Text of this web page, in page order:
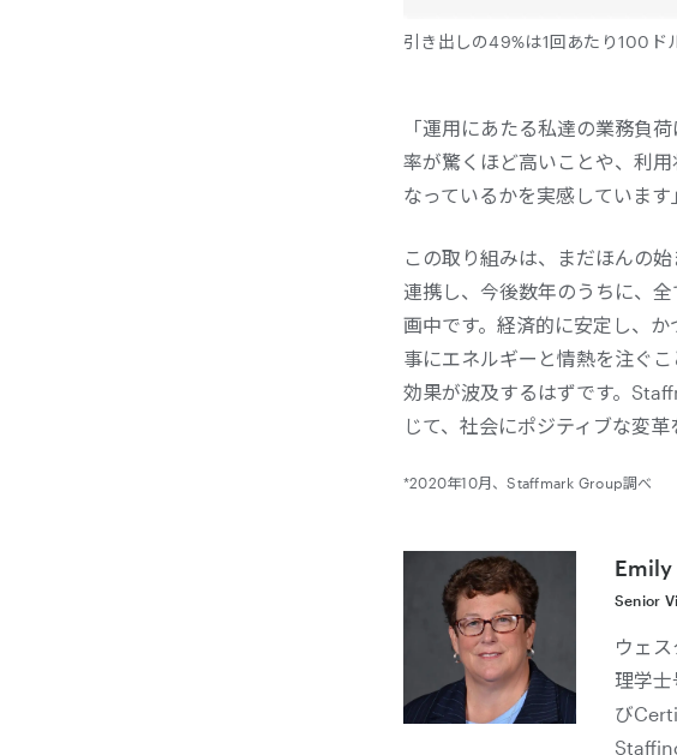
引き出しの49%は1回あたり100ド
「運用にあたる私達の業務負
率が驚くほど高いことや、利
なっているかを実感しています
この取り組みは、まだほんの
連携し、今後数年のうちに、
画中です。経済的に安定し、
事にエネルギーと情熱を注ぐ
効果が波及するはずです。
じて、社会にポジティブな変革
*2020年10月、Staffmark Group調べ
Emily
Senior
ウェ
理学
び